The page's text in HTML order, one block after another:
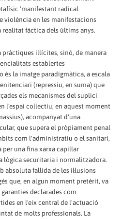
'manifestant radical
violència en les manifestacions
fàctica dels últims anys.
il·lícites, sinó, de manera
establertes
és la imatge paradigmàtica, a escala
(repressiu, en suma) que
els mecanismes del suplici
l'espai col·lectiu, en aquest moment
acompanyat d'una
que supera el pròpiament penal
com l'administratiu o el sanitari,
una fina xarxa capil·lar
lògica securitaria i normalitzadora.
absoluta fallida de les il·lusions
que, en algun moment pretèrit, va
declarades com
en l'eix central de l'actuació
de molts professionals. La